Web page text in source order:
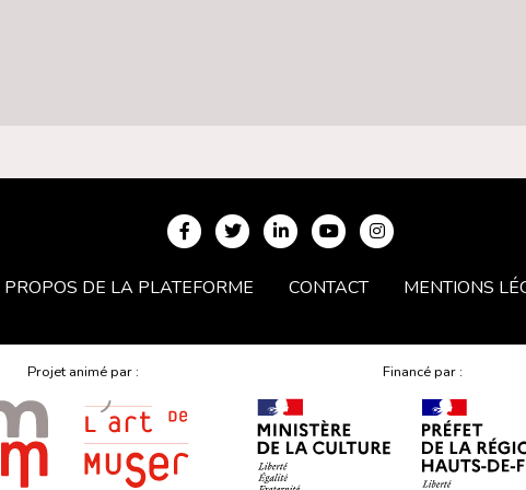
DE LA PLATEFORME CONTACT MENTIONS
Projet animé par : Financé par :